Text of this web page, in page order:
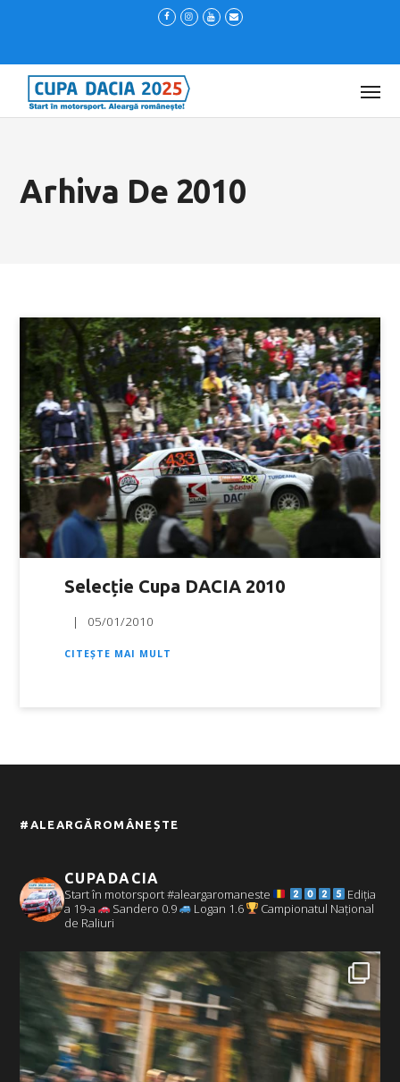
Arhiva De 2010
Selecție Cupa DACIA 2010
05/01/2010
CITEȘTE MAI MULT
#ALEARGĂROMÂNEȘTE
CUPADACIA
Start în motorsport #aleargaromaneste
Ediția
a 19-a
Sandero 0.9 Logan 1.6
Campionatul Național
de Raliuri